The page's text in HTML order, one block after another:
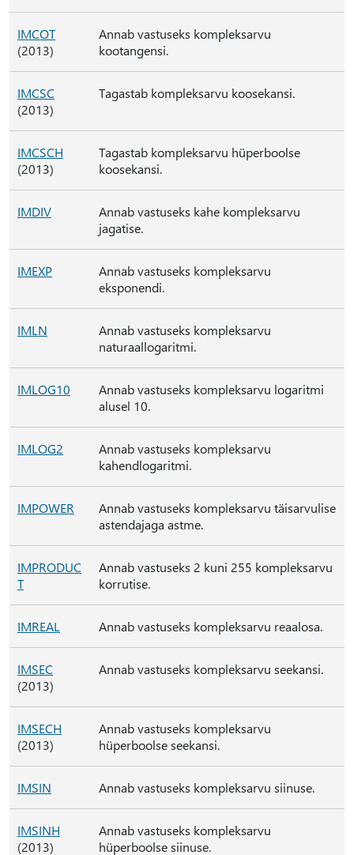
IMCOT
(2013)
Annab vastuseks kompleksarvu
kootangensi.
IMCSC
(2013)
Tagastab kompleksarvu koosekansi.
IMCSCH
(2013)
Tagastab kompleksarvu hüperboolse
koosekansi.
IMDIV
Annab vastuseks kahe kompleksarvu
jagatise.
IMEXP
Annab vastuseks kompleksarvu
eksponendi.
IMLN
Annab vastuseks kompleksarvu
naturaallogaritmi.
IMLOG10
Annab vastuseks kompleksarvu logaritmi
alusel 10.
IMLOG2
Annab vastuseks kompleksarvu
kahendlogaritmi.
IMPOWER
Annab vastuseks kompleksarvu täisarvulise
astendajaga astme.
IMPRODUC
T
Annab vastuseks 2 kuni 255 kompleksarvu
korrutise.
IMREAL Annab vastuseks kompleksarvu reaalosa.
IMSEC
(2013)
Annab vastuseks kompleksarvu seekansi.
IMSECH
(2013)
Annab vastuseks kompleksarvu
hüperboolse seekansi.
IMSIN Annab vastuseks kompleksarvu siinuse.
IMSINH
(2013)
Annab vastuseks kompleksarvu
hüperboolse siinuse.